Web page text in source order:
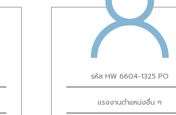
รหัส HW 6604-1325 PO
แรงงานตำแหน่งอื่น ๆ